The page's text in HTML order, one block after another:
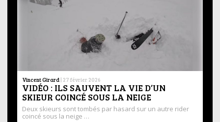
Vincent Girard | 27 février 2026
VIDÉO : ILS SAUVENT LA VIE D’UN
SKIEUR COINCÉ SOUS LA NEIGE
Deux skieurs sont tombés par hasard sur un autre rider
coincé sous la neige …